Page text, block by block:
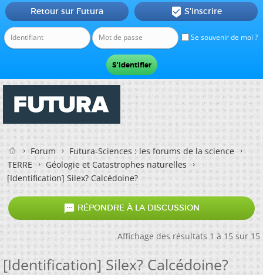
Se souvenir de moi ?
Retour sur Futura  S'inscrire
Forum
Futura-Sciences : les forums de la science
TERRE
Géologie et Catastrophes naturelles
[Identification] Silex? Calcédoine?
 RÉPONDRE À LA DISCUSSION
Affichage des résultats 1 à 15 sur 15
[Identification] Silex? Calcédoine?